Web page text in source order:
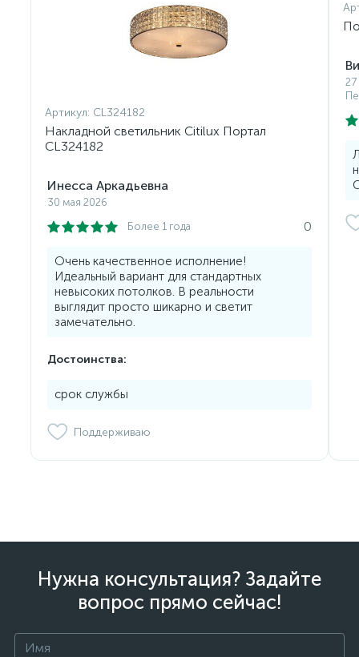
Артикул: CL324182
Накладной светильник Citilux Портал
CL324182
Инесса Аркадьевна
30 мая 2026
Более 1 года
0
Очень качественное исполнение!
Идеальный вариант для стандартных
невысоких потолков. В реальности
выглядит просто шикарно и светит
замечательно.
Достоинства:
срок службы
Поддерживаю
27
Нужна консультация? Задайте
вопрос прямо сейчас!